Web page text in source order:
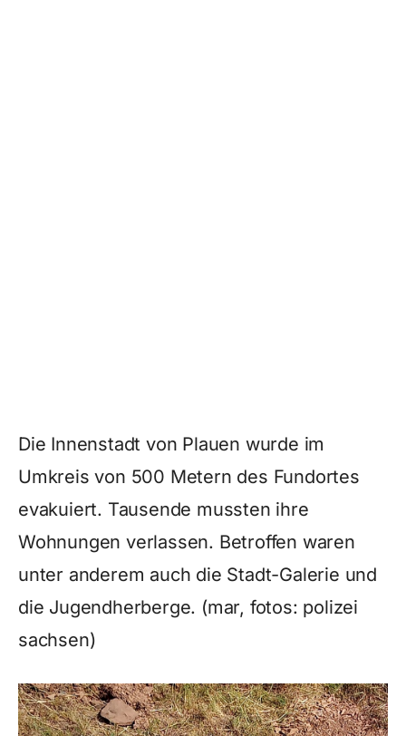
Die Innenstadt von Plauen wurde im
Umkreis von 500 Metern des Fundortes
evakuiert. Tausende mussten ihre
Wohnungen verlassen. Betroffen waren
unter anderem auch die Stadt-Galerie und
die Jugendherberge. (mar, fotos: polizei
sachsen)